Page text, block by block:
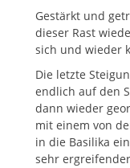
Gestärkt und
dieser Rast
sich und wieder
Die letzte
endlich auf den
dann wieder
mit einem von
in die Basilika
sehr